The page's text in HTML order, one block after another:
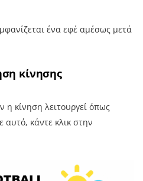
ένα εφέ αμέσως μετά
κίνησης
η κίνηση λειτουργεί όπως
αυτό, κάντε κλικ στην